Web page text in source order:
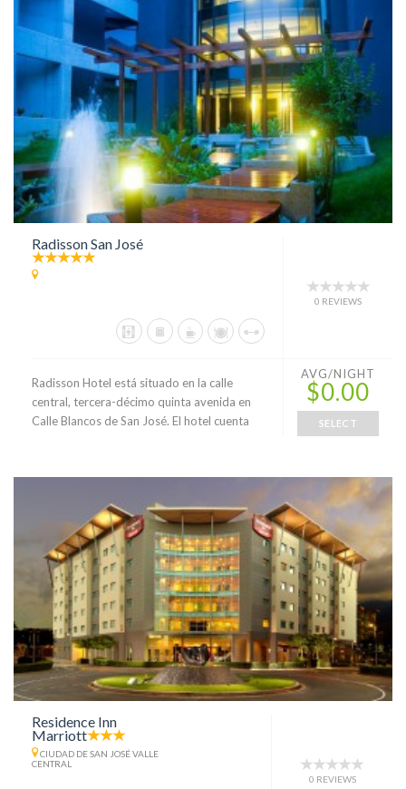
Radisson San José
0 REVIEWS
Radisson Hotel está situado en la calle
central, tercera-décimo quinta avenida en
Calle Blancos de San José. El hotel cuenta
AVG/NIGHT
$0.00
SELECT
Residence Inn
Marriott
CIUDAD DE SAN JOSÉ VALLE
CENTRAL
0 REVIEWS